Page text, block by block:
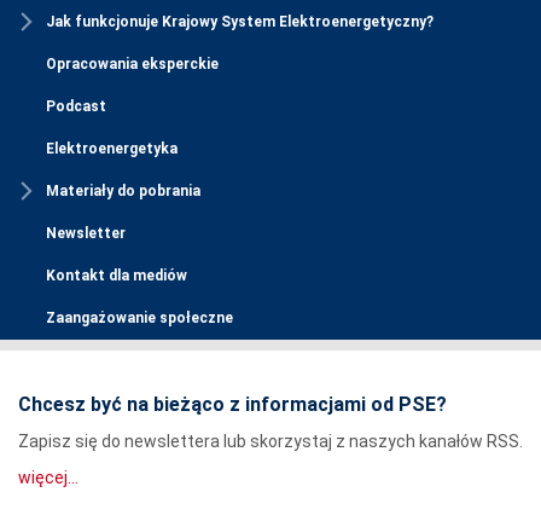
Jak funkcjonuje Krajowy System Elektroenergetyczny?
Opracowania eksperckie
Podcast
Elektroenergetyka
Materiały do pobrania
Newsletter
Kontakt dla mediów
Zaangażowanie społeczne
Chcesz być na bieżąco z informacjami od PSE?
Zapisz się do newslettera lub skorzystaj z naszych kanałów RSS.
więcej...